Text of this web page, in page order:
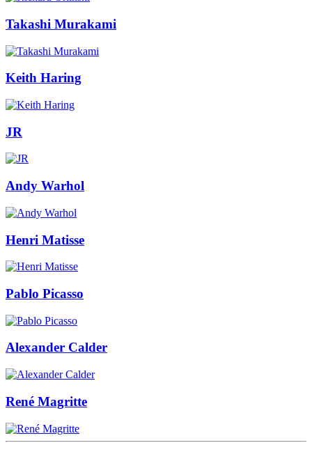
Takashi Murakami
Keith Haring
JR
Andy Warhol
Henri Matisse
Pablo Picasso
Alexander Calder
René Magritte